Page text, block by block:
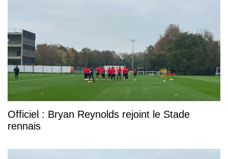
Officiel : Bryan Reynolds rejoint le Stade
rennais